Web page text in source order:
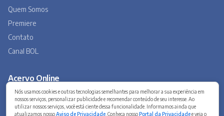
Nós usamos cookies e outras tecnologias semelhantes para melhorar a sua experiência em
nossos serviços, personalizar publicidade e recomendar conteúdo de seu interesse. Ao
utilizar nossos serviços, você está ciente dessa funcionalidade. Informamos ainda que
atualizamos nossoAviso de Privacidade . Conheça nossoPortal da Privacidadee veja o
Quem Somos
Premiere
Contato
Canal BOL
Acervo Online
Barbacena, um lugar a Beira do Caminho
A história de Barbacena em fotos antigas